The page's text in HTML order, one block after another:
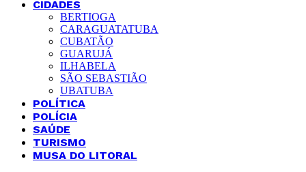
CIDADES
BERTIOGA
CARAGUATATUBA
CUBATÃO
GUARUJÁ
ILHABELA
SÃO SEBASTIÃO
UBATUBA
POLÍTICA
POLÍCIA
SAÚDE
TURISMO
MUSA DO LITORAL